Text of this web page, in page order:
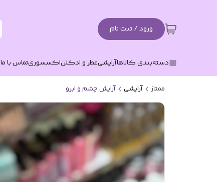
ورود / ثبت نام
دسته‌بندی کالاهاآرایشیعطر و ادکلناکسسوریتماس با ما
ممتاز آرایشی آرایش چشم و ابرو